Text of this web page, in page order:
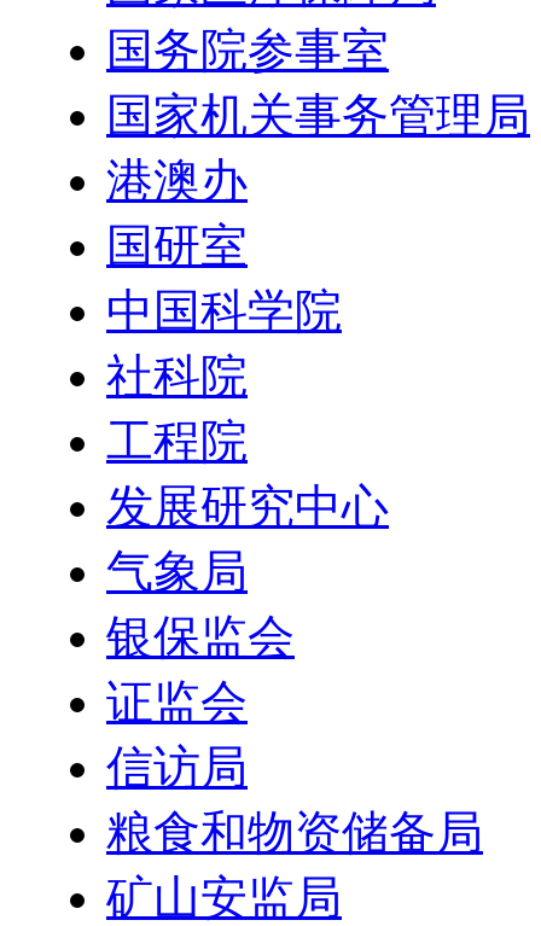
国务院参事室
国家机关事务管理局
港澳办
国研室
中国科学院
社科院
工程院
发展研究中心
气象局
银保监会
证监会
信访局
粮食和物资储备局
矿山安监局